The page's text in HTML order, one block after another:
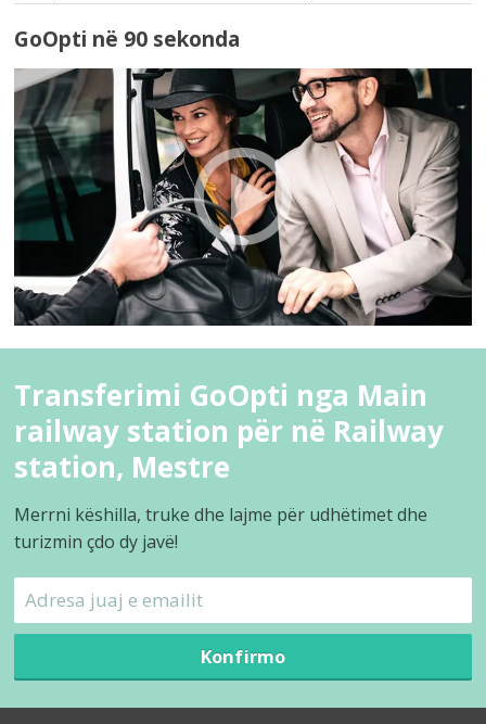
GoOpti në 90 sekonda
Transferimi GoOpti nga Main
railway station për në Railway
station, Mestre
Merrni këshilla, truke dhe lajme për udhëtimet dhe
turizmin çdo dy javë!
Konfirmo